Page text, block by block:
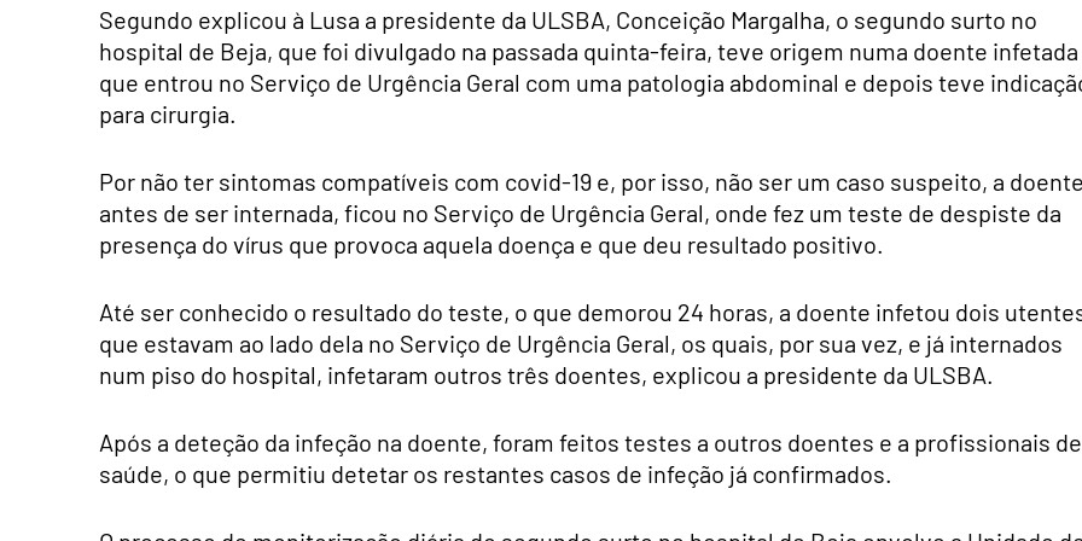
Segundo explicou à Lusa a presidente da ULSBA, Conceição Margalha, o segundo surto no
hospital de Beja, que foi divulgado na passada quinta-feira, teve origem numa doente infetada
que entrou no Serviço de Urgência Geral com uma patologia abdominal e depois teve
para cirurgia.
Por não ter sintomas compatíveis com covid-19 e, por isso, não ser um caso suspeito, a
antes de ser internada, ficou no Serviço de Urgência Geral, onde fez um teste de despiste da
presença do vírus que provoca aquela doença e que deu resultado positivo.
Até ser conhecido o resultado do teste, o que demorou 24 horas, a doente infetou dois
que estavam ao lado dela no Serviço de Urgência Geral, os quais, por sua vez, e já internados
num piso do hospital, infetaram outros três doentes, explicou a presidente da ULSBA.
Após a deteção da infeção na doente, foram feitos testes a outros doentes e a profissionais de
saúde, o que permitiu detetar os restantes casos de infeção já confirmados.